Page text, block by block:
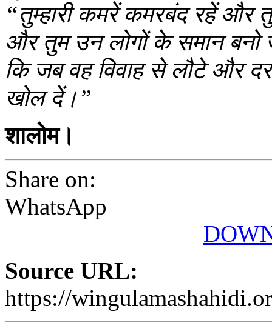
“तुम्हारी कमरें कमरबंद रहें और
और तुम उन लोगों के समान बनो
कि जब वह विवाह से लौटे और
खोल दें।”
शालोम।
Share on:
WhatsApp
Source URL:
https://